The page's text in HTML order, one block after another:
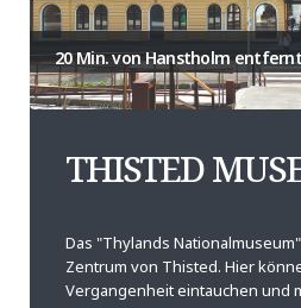
20 Min. von Hanstholm entfernt
THISTED
Das "Thylands
Zentrum von Thisted. Hier
Vergangenheit eintauchen und